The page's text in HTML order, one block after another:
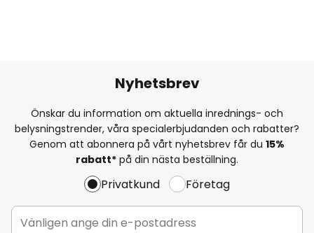
Nyhetsbrev
Önskar du information om aktuella inrednings- och
belysningstrender, våra specialerbjudanden och rabatter?
Genom att abonnera på vårt nyhetsbrev får du 15%
rabatt* på din nästa beställning.
Privatkund Företag